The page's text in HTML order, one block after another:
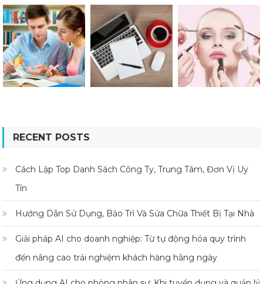
RECENT POSTS
Cách Lập Top Danh Sách Công Ty, Trung Tâm, Đơn Vị Uy
Tín
Hướng Dẫn Sử Dụng, Bảo Trì Và Sửa Chữa Thiết Bị Tại Nhà
Giải pháp AI cho doanh nghiệp: Từ tự động hóa quy trình
đến nâng cao trải nghiệm khách hàng hằng ngày